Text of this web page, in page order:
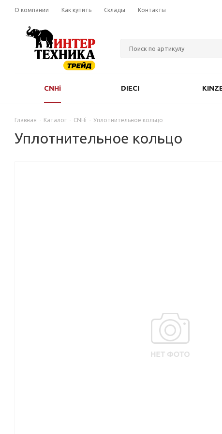
О компании Как купить Склады Контакты
CNHi DIECI
Главная - Каталог - CNHi - Уплотнительное кольцо
Уплотнительное кольцо